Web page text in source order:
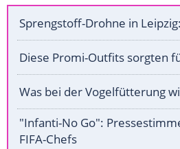
Sprengstoff-Drohne in
Diese Promi-Outfits sorgten
Was bei der Vogelfütterung
"Infanti-No Go":
FIFA-Chefs